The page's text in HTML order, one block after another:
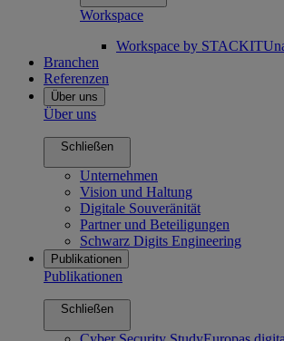
Workspace
Workspace by STACKIT
Branchen
Referenzen
Über uns
Über uns
Schließen
Unternehmen
Vision und Haltung
Digitale Souveränität
Partner und Beteiligungen
Schwarz Digits Engineering
Publikationen
Publikationen
Schließen